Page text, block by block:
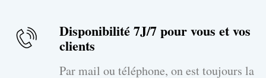
Disponibilité 7J/7 pour vous et vos
clients
Par mail ou téléphone, on est toujours la